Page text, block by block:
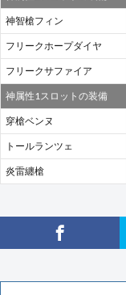
神智槍フィン
フリークホープダイヤ
フリークサファイア
神属性1スロットの装備
穿槍ベンヌ
トールランツェ
炎雷纏槍